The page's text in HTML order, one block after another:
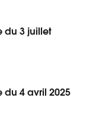
du 3 juillet
4 avril 2025